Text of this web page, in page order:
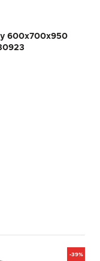
600x700x950
-39%